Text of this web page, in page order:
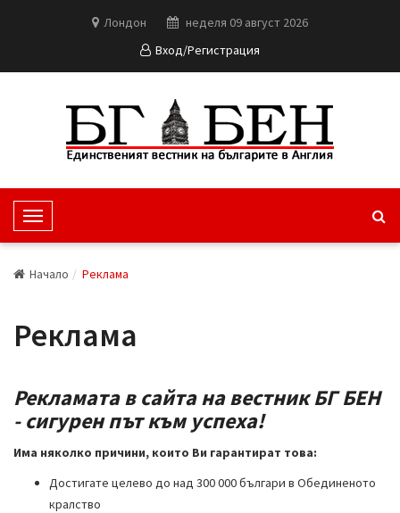
Лондон
неделя 09 август 2026
Вход/Регистрация
T
o
g
e
N
v
g
a
Начало Реклама
Реклама
Рекламата в сайта на вестник БГ БЕН
- сигурен път към успеха!
Има няколко причини, които Ви гарантират това:
Достигате целево до над 300 000 българи в Обединеното
кралство